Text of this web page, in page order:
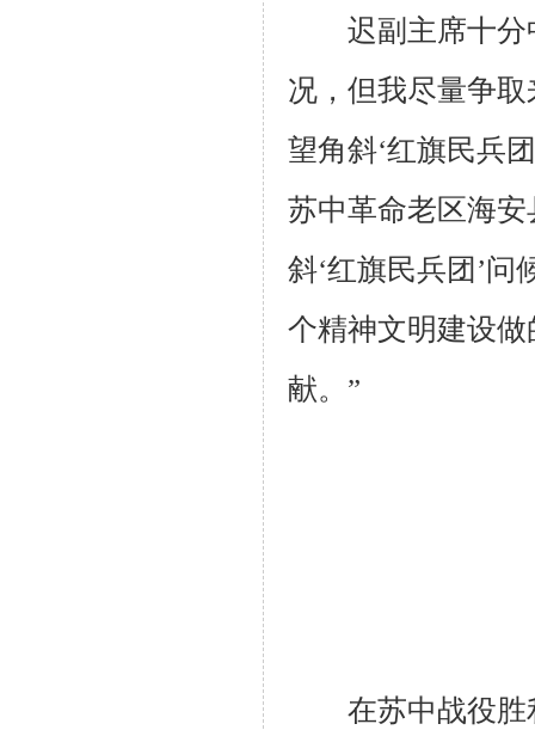
迟副主席十分
况，但我尽量争
望角斜‘红旗民兵
苏中革命老区海
斜‘红旗民兵团’
个精神文明建设
献。”
在苏中战役胜